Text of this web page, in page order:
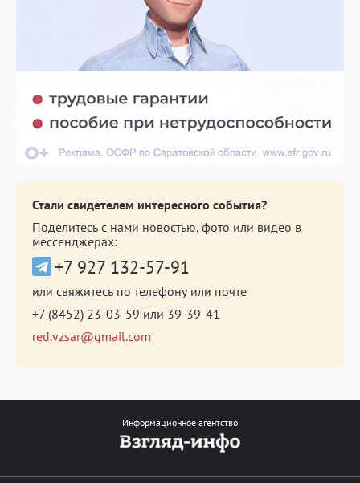
Стали свидетелем интересного события?
Поделитесь с нами новостью, фото или видео в
мессенджерах:
+7 927 132-57-91
или свяжитесь по телефону или почте
+7 (8452) 23-03-59 или 39-39-41
red.vzsar@gmail.com
Информационное агентство